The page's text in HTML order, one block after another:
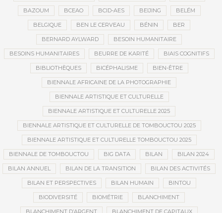
BAZOUM BCEAO BCID-AES BEIJING BELÉM
BELGIQUE BEN LE CERVEAU BÉNIN BER
BERNARD AYLWARD BESOIN HUMANITAIRE
BESOINS HUMANITAIRES BEURRE DE KARITÉ BIAIS COGNITIFS
BIBLIOTHÈQUES BICÉPHALISME BIEN-ÊTRE
BIENNALE AFRICAINE DE LA PHOTOGRAPHIE
BIENNALE ARTISTIQUE ET CULTURELLE
BIENNALE ARTISTIQUE ET CULTURELLE 2025
BIENNALE ARTISTIQUE ET CULTURELLE DE TOMBOUCTOU 2025
BIENNALE ARTISTIQUE ET CULTURELLE TOMBOUCTOU 2025
BIENNALE DE TOMBOUCTOU BIG DATA BILAN BILAN 2024
BILAN ANNUEL BILAN DE LA TRANSITION BILAN DES ACTIVITÉS
BILAN ET PERSPECTIVES BILAN HUMAIN BINTOU
BIODIVERSITÉ BIOMÉTRIE BLANCHIMENT
BLANCHIMENT D’ARGENT BLANCHIMENT DE CAPITAUX